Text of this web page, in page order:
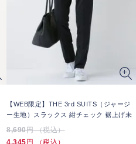
【WEB限定】THE 3rd SUITS（ジャージ
ー生地）スラックス 紺チェック 裾上げ未
8,690円 （税込）
4,345 円 （税込）